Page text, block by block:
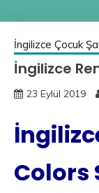
İngilizce Çocuk
İngilizce
23 Eylül 2019
Colors